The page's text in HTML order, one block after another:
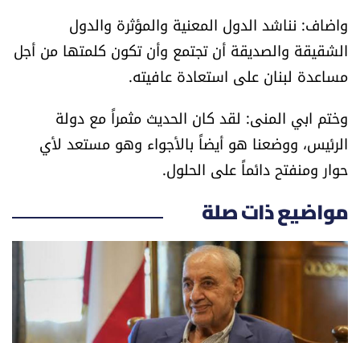
واضاف: نناشد الدول المعنية والمؤثرة والدول
الشقيقة والصديقة أن تجتمع وأن تكون كلمتها من أجل
مساعدة لبنان على استعادة عافيته.
وختم ابي المنى: لقد كان الحديث مثمراً مع دولة
الرئيس، ووضعنا هو أيضاً بالأجواء وهو مستعد لأي
حوار ومنفتح دائماً على الحلول.
مواضيع ذات صلة